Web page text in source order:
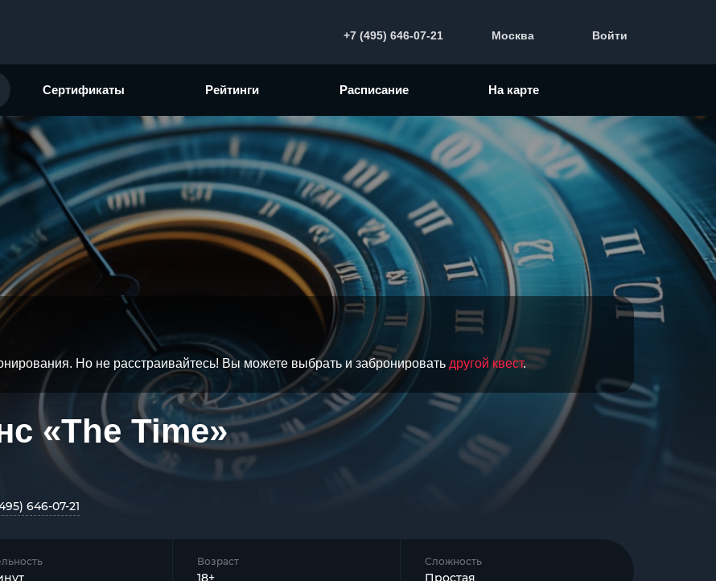
+7 (495) 646-07-21 Москва Войти
Сертификаты Рейтинги Расписание На карте
Но не расстраивайтесь! Вы можете выбрать и забронировать другой квест.
«The Time»
646-07-21
Возраст
18+
Сложность
Простая